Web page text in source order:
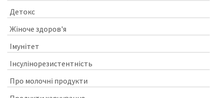
Детокс
Жіноче здоров'я
Імунітет
Інсулінорезистентність
Про молочні продукти